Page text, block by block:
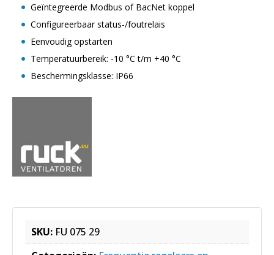
Geïntegreerde Modbus of BacNet koppel
Configureerbaar status-/foutrelais
Eenvoudig opstarten
Temperatuurbereik: -10 °C t/m +40 °C
Beschermingsklasse: IP66
SKU: FU 075 29